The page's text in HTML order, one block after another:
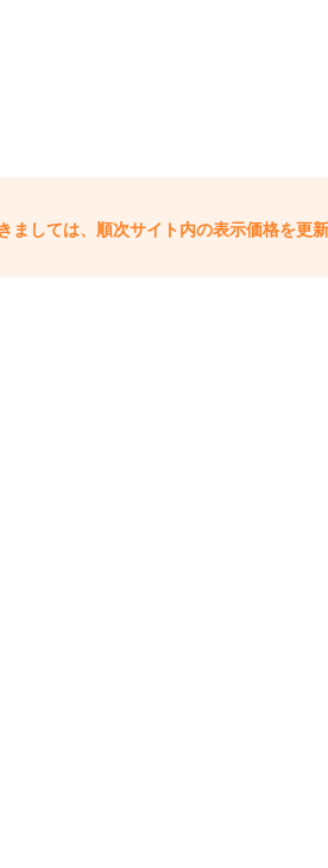
しては、順次サイト内の表示価格を更新